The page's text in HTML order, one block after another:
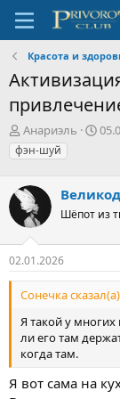
Красота и
А
в
т
р
т
е
м
ы
Анариэль
Д
н
а
а
а
фэн-шуй
Шёпот из
02.01.2026
Сонечка
Я такой у
ли его там
когда там.
Я вот сама на